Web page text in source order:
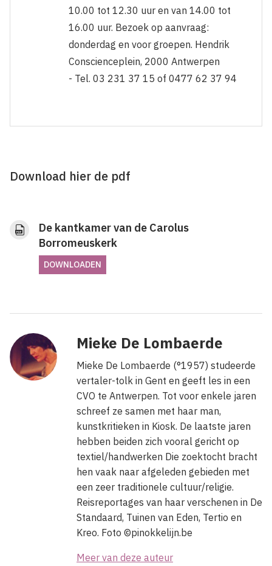
10.00 tot 12.30 uur en van 14.00 tot
16.00 uur. Bezoek op aanvraag:
donderdag en voor groepen. Hendrik
Conscienceplein, 2000 Antwerpen
- Tel. 03 231 37 15 of 0477 62 37 94
Download hier de pdf
De kantkamer van de Carolus
Borromeuskerk
DOWNLOADEN
Mieke De Lombaerde
Mieke De Lombaerde (°1957) studeerde
vertaler-tolk in Gent en geeft les in een
CVO te Antwerpen. Tot voor enkele jaren
schreef ze samen met haar man,
kunstkritieken in Kiosk. De laatste jaren
hebben beiden zich vooral gericht op
textiel/handwerken Die zoektocht bracht
hen vaak naar afgeleden gebieden met
een zeer traditionele cultuur/religie.
Reisreportages van haar verschenen in De
Standaard, Tuinen van Eden, Tertio en
Kreo. Foto ©pinokkelijn.be
Meer van deze auteur